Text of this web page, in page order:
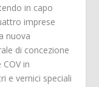
in capo
imprese
nuova
di concezione
in
e vernici speciali